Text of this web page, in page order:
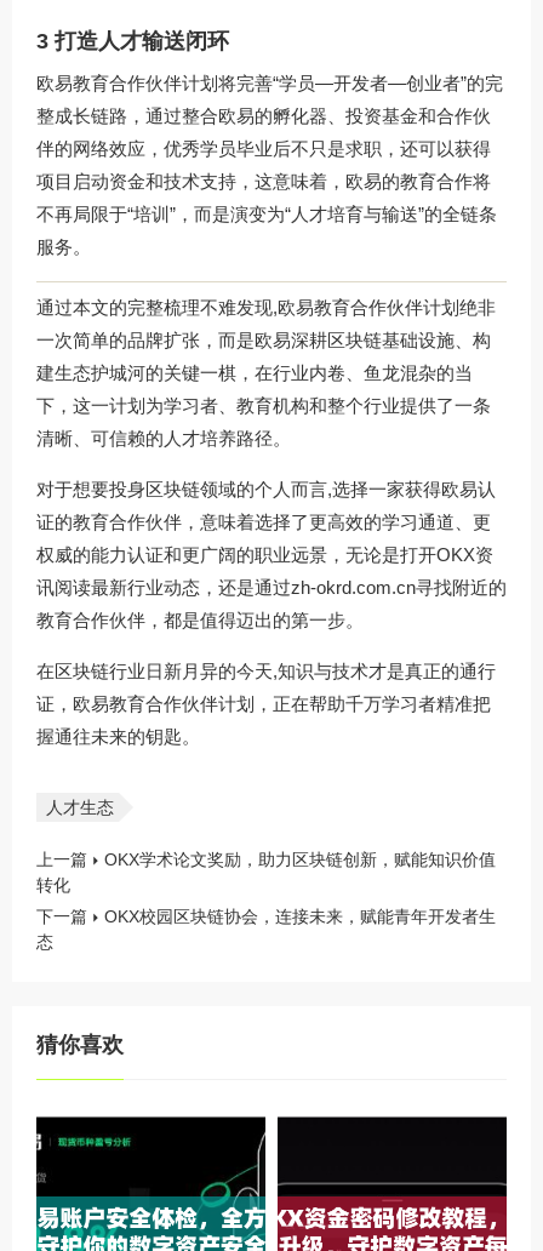
3 打造人才输送闭环
欧易教育合作伙伴计划将完善“学员—开发者—创业者”的完
整成长链路，通过整合欧易的孵化器、投资基金和合作伙
伴的网络效应，优秀学员毕业后不只是求职，还可以获得
项目启动资金和技术支持，这意味着，欧易的教育合作将
不再局限于“培训”，而是演变为“人才培育与输送”的全链条
服务。
通过本文的完整梳理不难发现,欧易教育合作伙伴计划绝非
一次简单的品牌扩张，而是欧易深耕区块链基础设施、构
建生态护城河的关键一棋，在行业内卷、鱼龙混杂的当
下，这一计划为学习者、教育机构和整个行业提供了一条
清晰、可信赖的人才培养路径。
对于想要投身区块链领域的个人而言,选择一家获得欧易认
证的教育合作伙伴，意味着选择了更高效的学习通道、更
权威的能力认证和更广阔的职业远景，无论是打开OKX资
讯阅读最新行业动态，还是通过zh-okrd.com.cn寻找附近的
教育合作伙伴，都是值得迈出的第一步。
在区块链行业日新月异的今天,知识与技术才是真正的通行
证，欧易教育合作伙伴计划，正在帮助千万学习者精准把
握通往未来的钥匙。
人才生态
上一篇
OKX学术论文奖励，助力区块链创新，赋能知识价值
转化
下一篇
OKX校园区块链协会，连接未来，赋能青年开发者生
态
猜你喜欢